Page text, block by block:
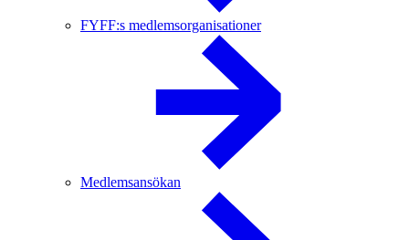
FYFF:s medlemsorganisationer
Medlemsansökan